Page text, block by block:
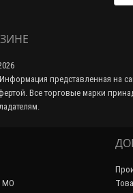
представленная на
Все торговые марки
МО